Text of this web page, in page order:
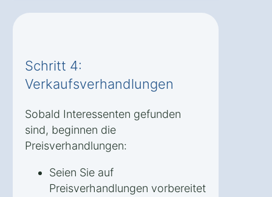
Schritt 4:
Verkaufsverhandlungen
Sobald Interessenten gefunden
sind, beginnen die
Preisverhandlungen:
Seien Sie auf
Preisverhandlungen vorbereitet